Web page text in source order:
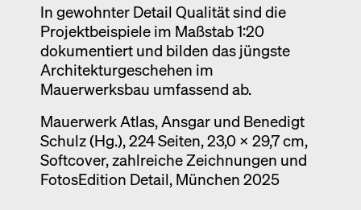
In gewohnter Detail Qualität sind die
Projektbeispiele im Maßstab 1:20
dokumentiert und bilden das jüngste
Architekturgeschehen im
Mauerwerksbau umfassend ab.
Mauerwerk Atlas, Ansgar und Benedigt
Schulz (Hg.), 224 Seiten, 23,0 x 29,7 cm,
Softcover, zahlreiche Zeichnungen und
FotosEdition Detail, München 2025